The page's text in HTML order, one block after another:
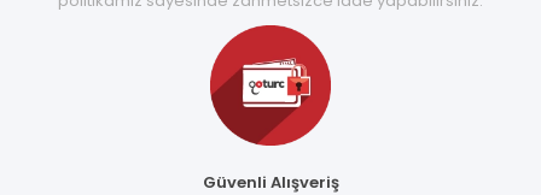
Güvenli Alışveriş